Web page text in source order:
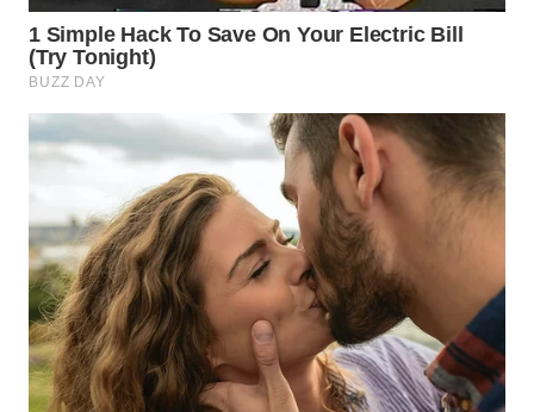
WN
KUNINGAN
MAJALENGKA
WN
SUBANG
WN
SUKABUMI
WN